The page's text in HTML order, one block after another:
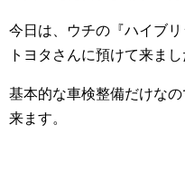
今日は、ウチの『ハイブ
トヨタさんに預けて来まし
基本的な車検整備だけな
来ます。